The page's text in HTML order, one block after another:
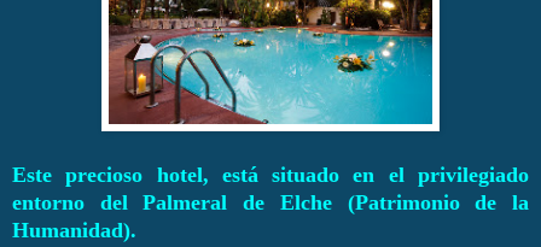
Este precioso hotel, está situado en el privilegiado
entorno del Palmeral de Elche (Patrimonio de la
Humanidad).